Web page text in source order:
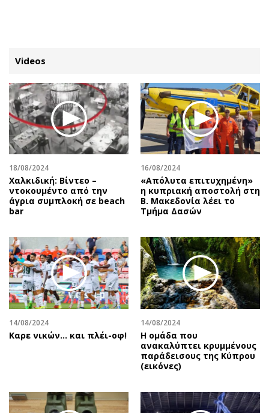
ΚΑΤΗΓΟΡΙΕΣ ΣΥΝΔΕΣΗ
Κύπρος
Παιδεία
Υγεία
Πολιτική
Βουλευτικές 2026
Εκλογές 2024
Δημοσκοπήσεις
Διπλωματία
Αθλητισμός
Κύπρος
Διεθνή
Real Estate
Απόψεις
Αρθρογραφία
The Hill
Υγεία
Αγγελίες
Ενοικιάζονται
Ζητούν εργασία
Θέσεις εργασίας
Geek
Νέα
Social
Αυτοκίνηση
Αφιερώματα
Οικονομία
Videos
18/08/2024
Χαλκιδική: Βίντεο –
ντοκουμέντο από την
άγρια συμπλοκή σε beach
bar
16/08/2024
«Απόλυτα επιτυχημένη»
η κυπριακή αποστολή στη
Β. Μακεδονία λέει το
Τμήμα Δασών
14/08/2024
Καρε νικών... και πλέι-οφ!
14/08/2024
Η ομάδα που
ανακαλύπτει κρυμμένους
παράδεισους της Κύπρου
(εικόνες)